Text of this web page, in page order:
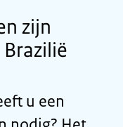
zijn
u een